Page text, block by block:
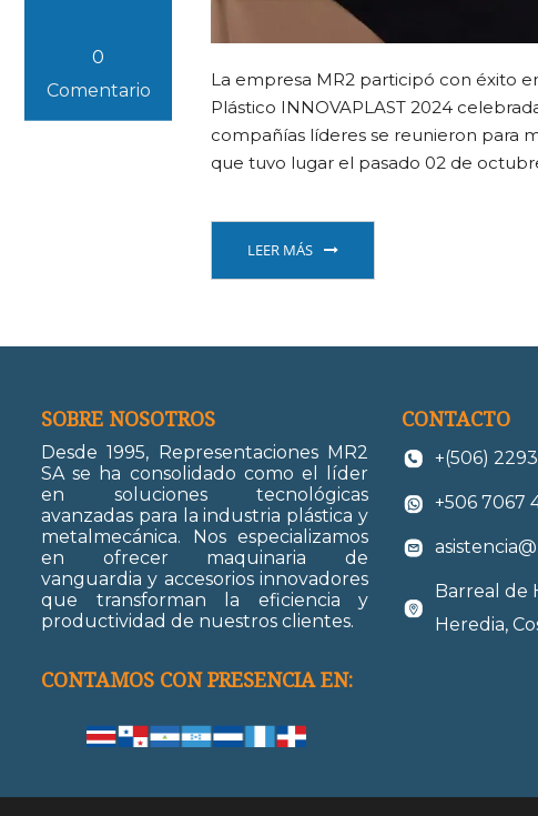
0
Comentario
La empresa MR2 participó con éxito
Plástico INNOVAPLAST 2024
compañías líderes se reunieron para
que tuvo lugar el pasado 02 de
LEER MÁS
SOBRE NOSOTROS
Desde 1995, Representaciones MR2
SA se ha consolidado como el líder
en soluciones tecnológicas
avanzadas para la industria plástica y
metalmecánica. Nos especializamos
en ofrecer maquinaria de
vanguardia y accesorios innovadores
que transforman la eficiencia y
productividad de nuestros clientes.
CONTAMOS CON PRESENCIA EN:
CONTACTO
+(506) 2293
+506 7067
Barreal de
Heredia,